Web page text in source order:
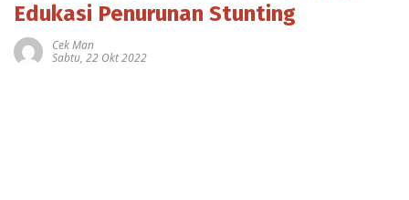
Edukasi Penurunan Stunting
Cek Man
Sabtu, 22 Okt 2022